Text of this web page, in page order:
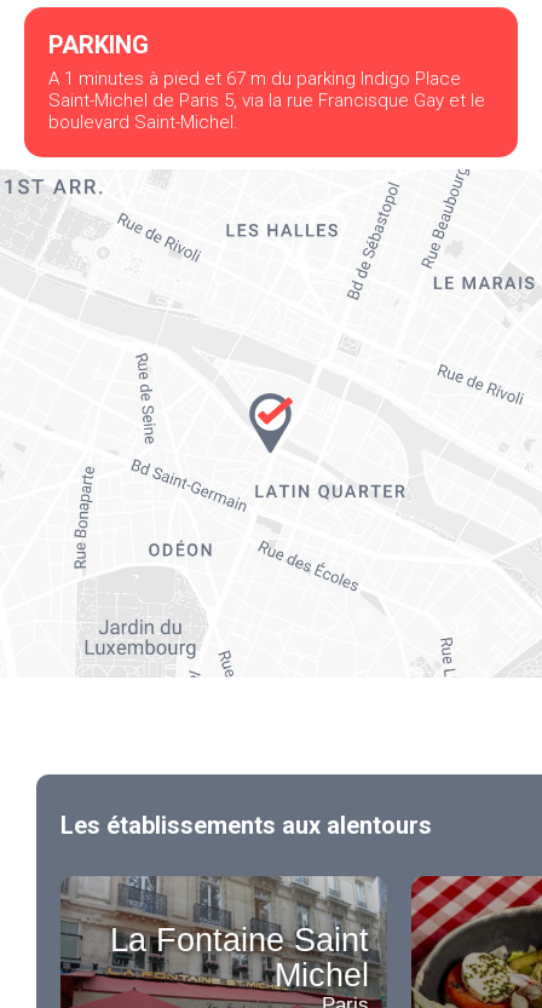
PARKING
A 1 minutes à pied et 67 m du parking Indigo Place
Saint-Michel de Paris 5, via la rue Francisque Gay et le
boulevard Saint-Michel.
Les établissements aux alentours
La Fontaine Saint
Michel